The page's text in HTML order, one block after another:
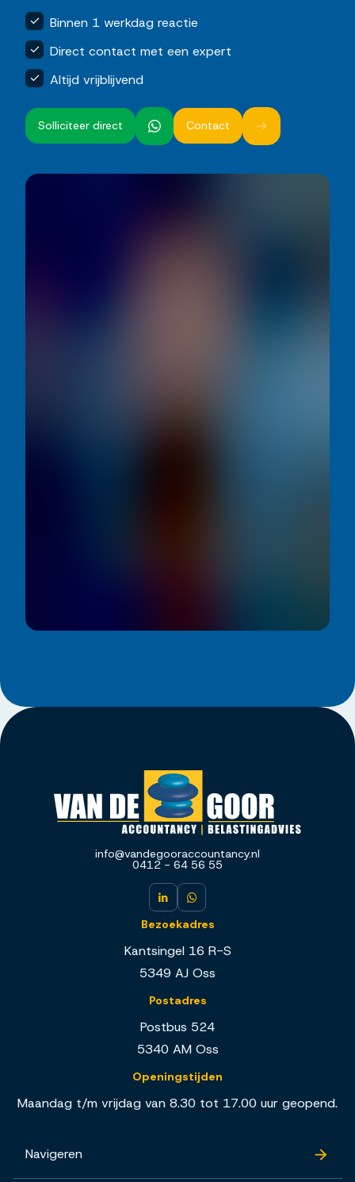
Binnen 1 werkdag reactie
Direct contact met een expert
Altijd vrijblijvend
Solliciteer direct Contact
info@vandegooraccountancy.nl
0412 - 64 56 55
Bezoekadres
Kantsingel 16 R-S
5349 AJ Oss
Postadres
Postbus 524
5340 AM Oss
Openingstijden
Maandag t/m vrijdag van 8.30 tot 17.00 uur geopend.
Navigeren